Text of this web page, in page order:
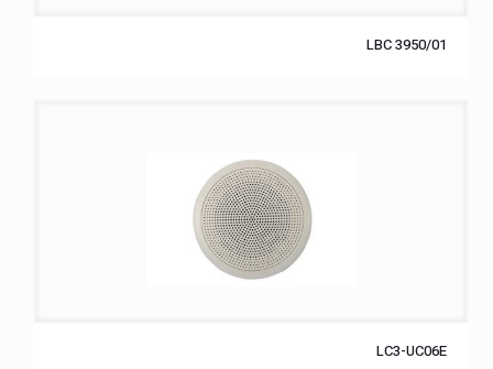
LBC 3950/01
LC3-UC06E